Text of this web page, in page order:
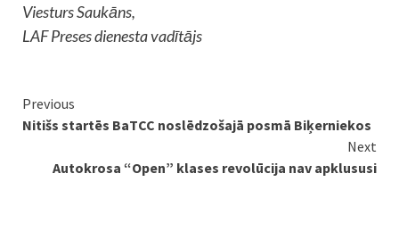
Viesturs Saukāns,
LAF Preses dienesta vadītājs
Continue
Reading
Previous
Nitišs startēs BaTCC noslēdzošajā posmā Biķerniekos
Next
Autokrosa “Open” klases revolūcija nav apklususi